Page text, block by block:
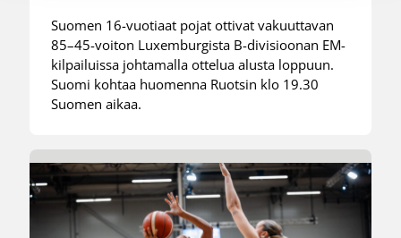
Suomen 16-vuotiaat pojat ottivat vakuuttavan
85–45-voiton Luxemburgista B-divisioonan EM-
kilpailuissa johtamalla ottelua alusta loppuun.
Suomi kohtaa huomenna Ruotsin klo 19.30
Suomen aikaa.